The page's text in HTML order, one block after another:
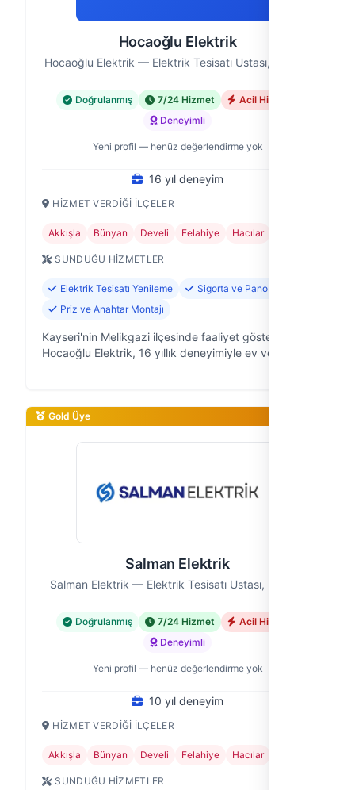
Hocaoğlu Elektrik
Hocaoğlu Elektrik — Elektrik Tesisatı Ustası, Kayseri
Doğrulanmış 7/24 Hizmet
Acil Hizmet
Deneyimli
Yeni profil — henüz değerlendirme yok
16 yıl deneyim
HIZMET VERDIĞI İLÇELER
Akkışla Bünyan Develi Felahiye Hacılar
SUNDUĞU HIZMETLER
Elektrik Tesisatı Yenileme
Sigorta ve Pano Tamiri
Priz ve Anahtar Montajı
Kayseri'nin Melikgazi ilçesinde faaliyet gösteren
Hocaoğlu Elektrik, 16 yıllık deneyimiyle ev ve iş
Gold Üye
Salman Elektrik
Salman Elektrik — Elektrik Tesisatı Ustası, Kayseri
Doğrulanmış 7/24 Hizmet
Acil Hizmet
Deneyimli
Yeni profil — henüz değerlendirme yok
10 yıl deneyim
HIZMET VERDIĞI İLÇELER
Akkışla Bünyan Develi Felahiye Hacılar
SUNDUĞU HIZMETLER